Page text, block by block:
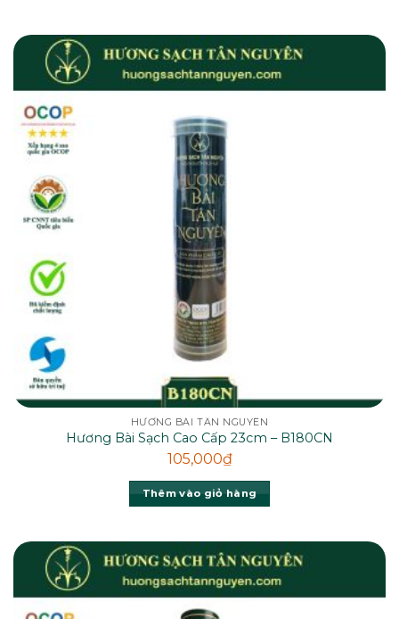
HƯƠNG BÀI TÂN NGUYÊN
Hương Bài Sạch Cao Cấp 23cm – B180CN
105,000₫
Thêm vào giỏ hàng